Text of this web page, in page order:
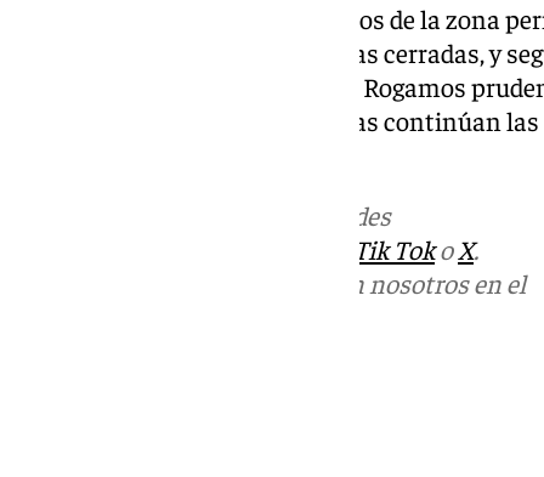
Se recomienda a todos los vecinos de la zona
manteniendo puertas y ventanas cerradas, y
indicaciones de la Policía Local. Rogamos
innecesarios en la zona mientras continúan
en las redes
Tik TokoX.
Puedes ponerte en contacto con nosotros en el